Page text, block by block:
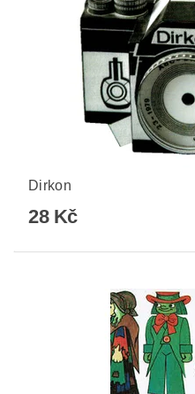
Dirkon
28 Kč